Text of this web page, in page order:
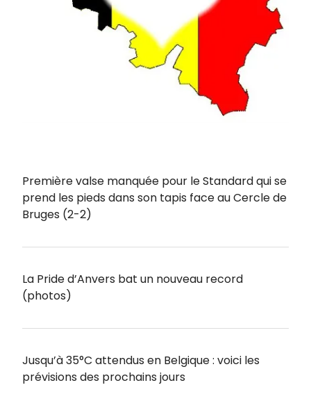
Première valse manquée pour le Standard qui se
prend les pieds dans son tapis face au Cercle de
Bruges (2-2)
La Pride d’Anvers bat un nouveau record
(photos)
Jusqu’à 35°C attendus en Belgique : voici les
prévisions des prochains jours